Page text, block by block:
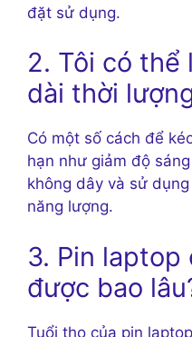
đặt sử dụng.
2. Tôi có thể
dài thời
Có một số cách để
hạn như giảm độ
không dây và sử
năng lượng.
3. Pin laptop
được bao
Tuổi thọ của pin